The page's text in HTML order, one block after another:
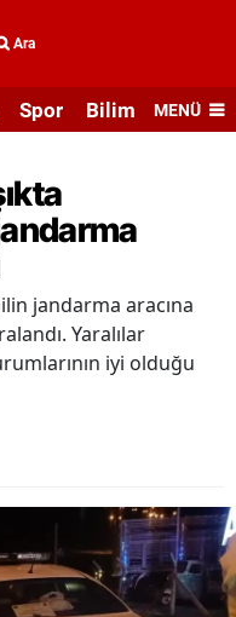
Ara
Spor Bilim veMENÜ
jandarma aracına
Yaralılar
iyi olduğu